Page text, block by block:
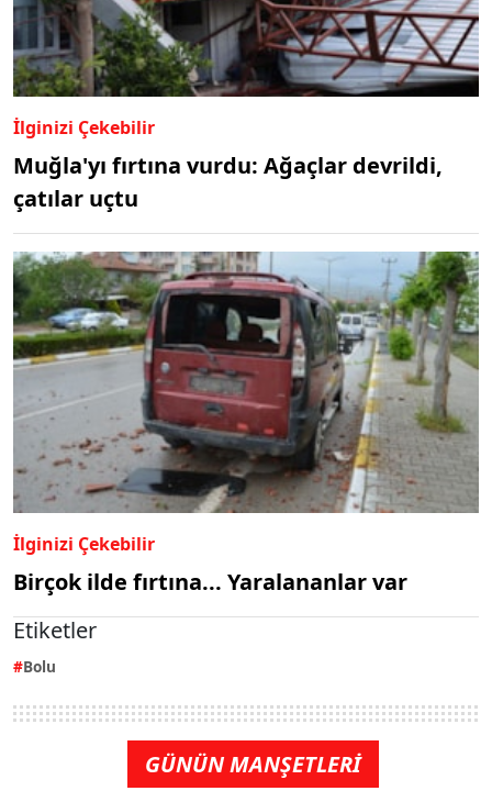
İlginizi Çekebilir
Muğla'yı fırtına vurdu: Ağaçlar devrildi,
çatılar uçtu
İlginizi Çekebilir
Birçok ilde fırtına... Yaralananlar var
Etiketler
Bolu
GÜNÜN MANŞETLERİ